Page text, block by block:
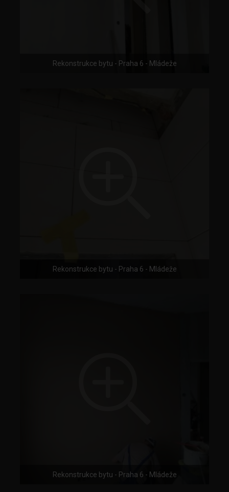
Rekonstrukce bytu - Praha 6 - Mládeže
Rekonstrukce bytu - Praha 6 - Mládeže
Rekonstrukce bytu - Praha 6 - Mládeže